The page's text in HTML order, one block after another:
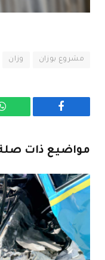
مشروع بوزان وزان
فيسبوك
مواضيع ذات